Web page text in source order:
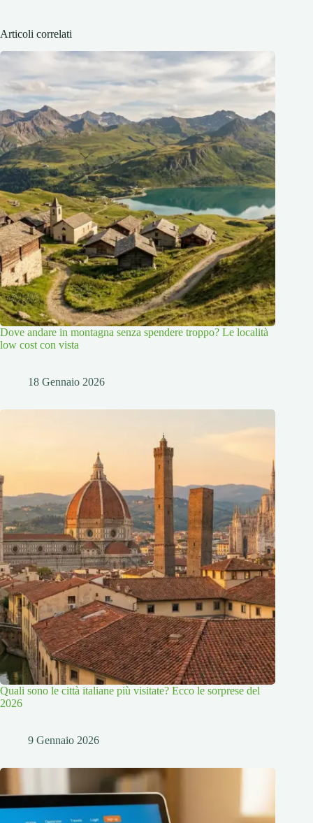
Articoli correlati
Dove andare in montagna senza spendere troppo? Le località
low cost con vista
18 Gennaio 2026
Quali sono le città italiane più visitate? Ecco le sorprese del
2026
9 Gennaio 2026